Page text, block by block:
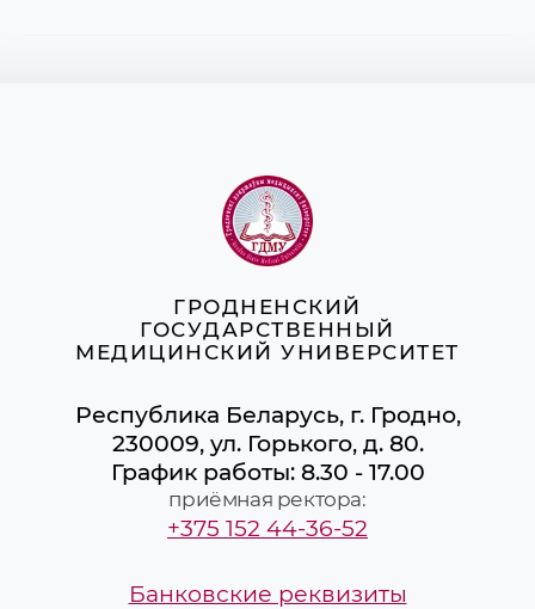
ГРОДНЕНСКИЙ
ГОСУДАРСТВЕННЫЙ
МЕДИЦИНСКИЙ УНИВЕРСИТЕТ
Республика Беларусь, г. Гродно,
230009, ул. Горького, д. 80.
График работы: 8.30 - 17.00
приёмная ректора:
+375 152 44-36-52
Банковские реквизиты